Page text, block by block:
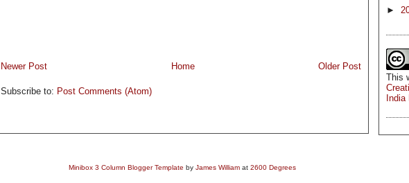
Newer Post Older Post
Home
Subscribe to: Post Comments (Atom)
►
This
Minibox 3 Column Blogger Template by James William at 2600 Degrees